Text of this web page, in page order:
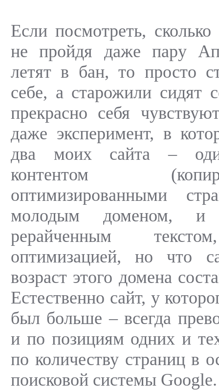
Если посмотреть,
не пройдя даже пару
летят в бан, то просто
себе, а старожили сидят
прекрасно себя
даже эксперимент, в
два моих сайта –
контентом
оптимизированными
молодым доменом,
рерайченным
оптимизацией, но что
возраст этого домена
Естественно сайт, у
был больше – всегда
и по позициям одних и
по количеству страниц в
поисковой системы Google.